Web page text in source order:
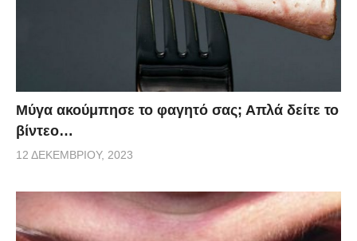
Μύγα ακούμπησε το φαγητό σας; Απλά δείτε το
βίντεο…
12 ΔΕΚΕΜΒΡΊΟΥ, 2023